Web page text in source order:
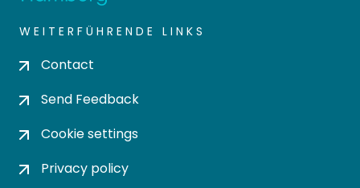
WEITERFÜHRENDE LINKS
Contact
Send Feedback
Cookie settings
Privacy policy